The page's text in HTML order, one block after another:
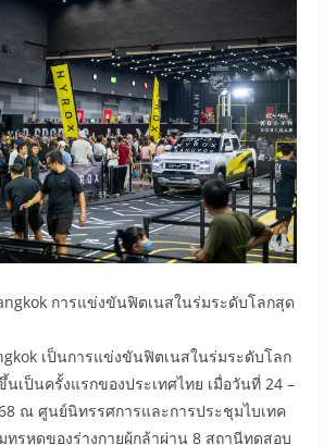
การแข่งขันฟิตเนสในร่มระดับโลกสุด
เป็นการแข่งขันฟิตเนสในร่มระดับโลก
เป็นครั้งแรกของประเทศไทย เมื่อวันที่ 24 –
ณ ศูนย์นิทรรศการและการประชุมไบเทค
ทรหดของร่างกายผู้กล้าผ่าน 8 สถานีทดสอบ